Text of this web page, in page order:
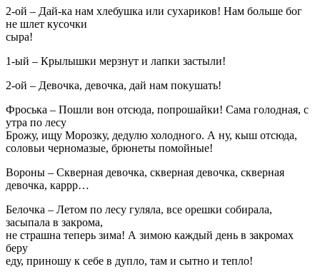
2-ой – Дай-ка нам хлебушка или сухариков! Нам больше бог
не шлет кусочки
сыра!
1-ый – Крылышки мерзнут и лапки застыли!
2-ой – Девочка, девочка, дай нам покушать!
Фроська – Пошли вон отсюда, попрошайки! Сама голодная, с
утра по лесу
Брожу, ищу Морозку, дедулю холодного. А ну, кыш отсюда,
соловьи черномазые, брюнеты помойные!
Вороны – Скверная девочка, скверная девочка, скверная
девочка, каррр…
Белочка – Летом по лесу гуляла, все орешки собирала,
засыпала в закрома,
не страшна теперь зима! А зимою каждый день в закромах
беру
еду, приношу к себе в дупло, там и сытно и тепло!